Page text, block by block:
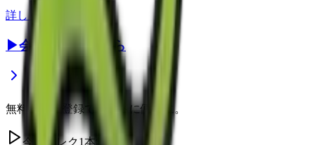
詳しく見る
▶会員登録はこちら
無料の会員登録で、さらに便利に。
今日のレク1本無料視聴